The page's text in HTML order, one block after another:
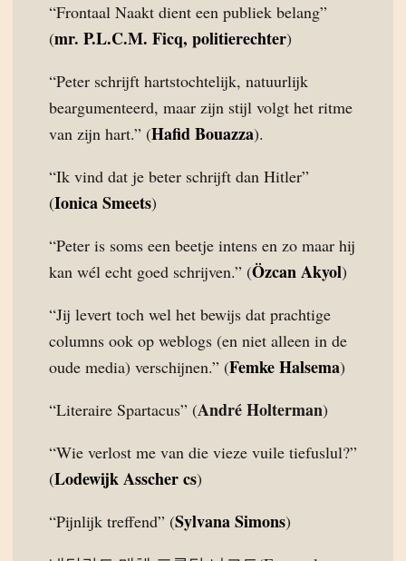
“Frontaal Naakt dient een publiek belang”
(mr. P.L.C.M. Ficq, politierechter)
“Peter schrijft hartstochtelijk, natuurlijk
beargumenteerd, maar zijn stijl volgt het ritme
van zijn hart.” (Hafid Bouazza).
“Ik vind dat je beter schrijft dan Hitler”
(Ionica Smeets)
“Peter is soms een beetje intens en zo maar hij
kan wél echt goed schrijven.” (Özcan Akyol)
“Jij levert toch wel het bewijs dat prachtige
columns ook op weblogs (en niet alleen in de
oude media) verschijnen.” (Femke Halsema)
“Literaire Spartacus” (André Holterman)
“Wie verlost me van die vieze vuile tiefuslul?”
(Lodewijk Asscher cs)
“Pijnlijk treffend” (Sylvana Simons)